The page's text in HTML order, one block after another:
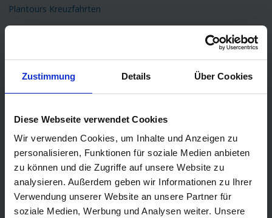
Zustimmung Details Über Cookies
Diese Webseite verwendet Cookies
Wir verwenden Cookies, um Inhalte und Anzeigen zu
personalisieren, Funktionen für soziale Medien anbieten
zu können und die Zugriffe auf unsere Website zu
analysieren. Außerdem geben wir Informationen zu Ihrer
Verwendung unserer Website an unsere Partner für
soziale Medien, Werbung und Analysen weiter. Unsere
Plantours Kreuzfahrten
Orient Kreuzfahrt
Kreuzfahrt Mittelmeer
Kreuzfahrt Nordkap
Kreuzfahrt Asien
Kreuzfahrt Island
Kreuzfahrt Südamerika